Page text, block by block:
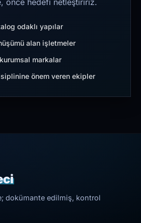
önce hedefi netleştiririz.
odaklı yapılar
alan işletmeler
markalar
önem veren ekipler
dokümante edilmiş, kontrol